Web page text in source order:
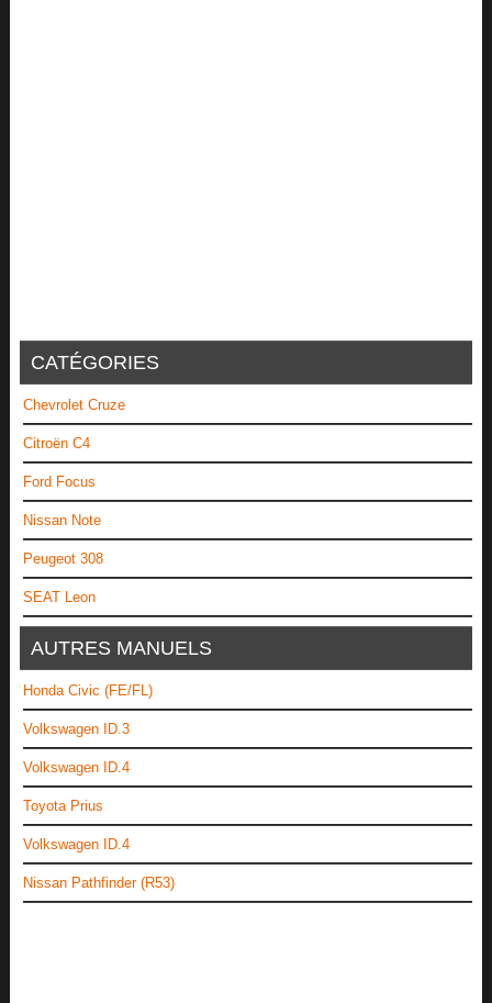
CATÉGORIES
Chevrolet Cruze
Citroën C4
Ford Focus
Nissan Note
Peugeot 308
SEAT Leon
AUTRES MANUELS
Honda Civic (FE/FL)
Volkswagen ID.3
Volkswagen ID.4
Toyota Prius
Volkswagen ID.4
Nissan Pathfinder (R53)